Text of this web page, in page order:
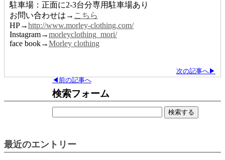
駐車場：正面に2-3台分専用駐車場あり
お問い合わせは→ こちら
HP→http://www.morley-clothing.com/
Instagram→morleyclothing_mori/
face book→Morley clothing
次の記事へ▶
◀前の記事へ
検索フォーム
最近のエントリー